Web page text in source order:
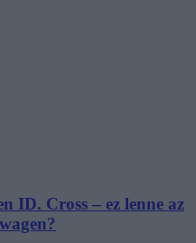
ID. Cross – ez lenne az